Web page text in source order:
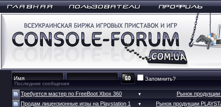
Запомнить?
Последние сообщения
Требуется мастер по FreeBoot Xbox 360 ▼
Рынок продукции
Продам лицензионные игры на Playstation 1
▼
Рынок продукции